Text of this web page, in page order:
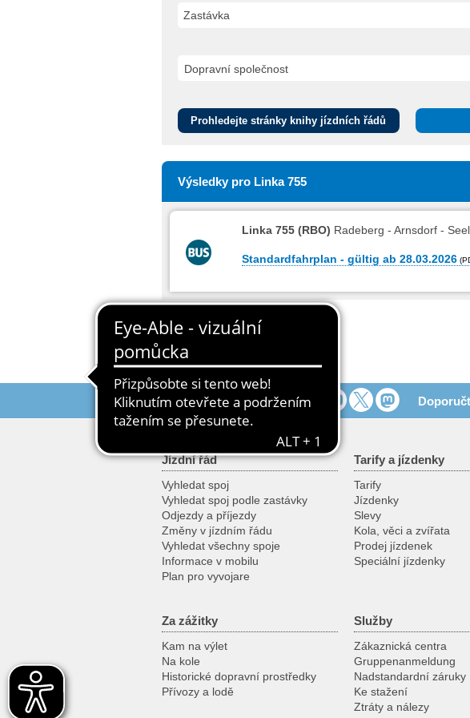
Zastávka
Prohledejte stránky knihy jízdních řádů
Výsledky pro Linka 755
Linka 755 (RBO) Radeberg - Arnsdorf -
Standardfahrplan - gültig ab 28.03.2026
Přidejte se k nám
Jízdní řád
Vyhledat spoj
Vyhledat spoj podle zastávky
Odjezdy a příjezdy
Změny v jízdním řádu
Vyhledat všechny spoje
Informace v mobilu
Plan pro vyvojare
Tarify a jízdenky
Tarify
Jízdenky
Slevy
Kola, věci a zvířata
Prodej jízdenek
Speciální jízdenky
Za zážitky
Kam na výlet
Na kole
Historické dopravní prostředky
Přívozy a lodě
Služby
Zákaznická centra
Gruppenanmeldung
Nadstandardní záruky
Ke stažení
Ztráty a nálezy